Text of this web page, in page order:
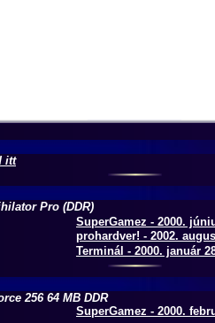
itt
Pro (DDR)
SuperGamez - 2000.
prohardver! - 2002.
Terminál - 2000. január
256 64 MB DDR
SuperGamez - 2000.